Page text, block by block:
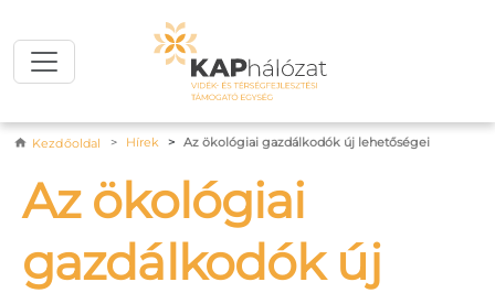
Morzsa
Kezdőoldal Hírek Az ökológiai gazdálkodók új lehetőségei
Az ökológiai
gazdálkodók új